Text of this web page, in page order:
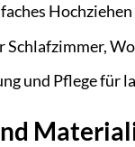
Schlafzimmer,
und Pflege für